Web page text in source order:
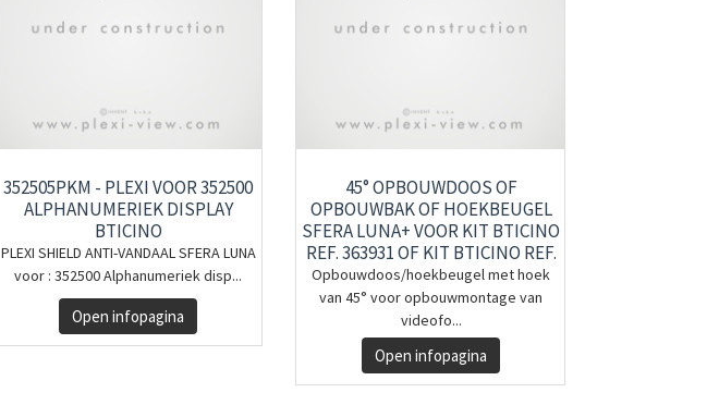
352505PKM - PLEXI VOOR 352500
ALPHANUMERIEK DISPLAY
BTICINO
PLEXI SHIELD ANTI-VANDAAL SFERA LUNA
voor : 352500 Alphanumeriek disp...
Open infopagina
45° OPBOUWDOOS OF
OPBOUWBAK OF HOEKBEUGEL
SFERA LUNA+ VOOR KIT BTICINO
REF. 363931 OF KIT BTICINO REF.
354014 (3 MODULES)
Opbouwdoos/hoekbeugel met hoek
van 45° voor opbouwmontage van
videofo...
Open infopagina